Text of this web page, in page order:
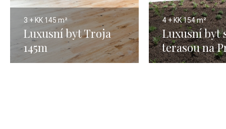
3 + KK 145 m²
Luxusní byt Troja
145m
4 + KK154 m²
Luxusní byt
terasou na